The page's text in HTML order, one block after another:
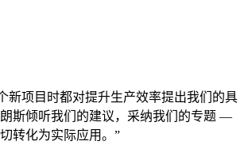
新项目时都对提升生产效率提出我们的具
斯倾听我们的建议，采纳我们的专题 —
转化为实际应用。”